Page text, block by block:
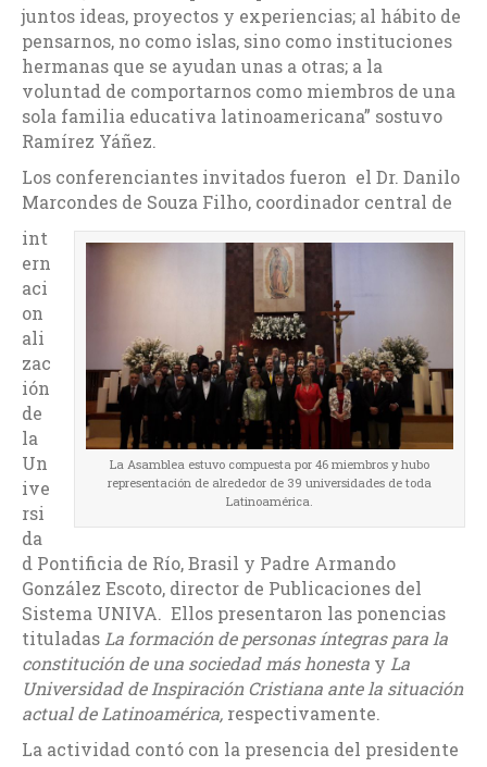
juntos ideas, proyectos y experiencias; al hábito de
pensarnos, no como islas, sino como instituciones
hermanas que se ayudan unas a otras; a la
voluntad de comportarnos como miembros de una
sola familia educativa latinoamericana” sostuvo
Ramírez Yáñez.
Los conferenciantes invitados fueron el Dr. Danilo
Marcondes de Souza Filho, coordinador central de
La Asamblea estuvo compuesta por 46 miembros y hubo
representación de alrededor de 39 universidades de toda
Latinoamérica.
int
ern
aci
on
ali
zac
ión
de
la
Un
ive
rsi
da
d Pontificia de Río, Brasil y Padre Armando
González Escoto, director de Publicaciones del
Sistema UNIVA. Ellos presentaron las ponencias
tituladas La formación de personas íntegras para la
constitución de una sociedad más honesta y La
Universidad de Inspiración Cristiana ante la situación
actual de Latinoamérica, respectivamente.
La actividad contó con la presencia del presidente